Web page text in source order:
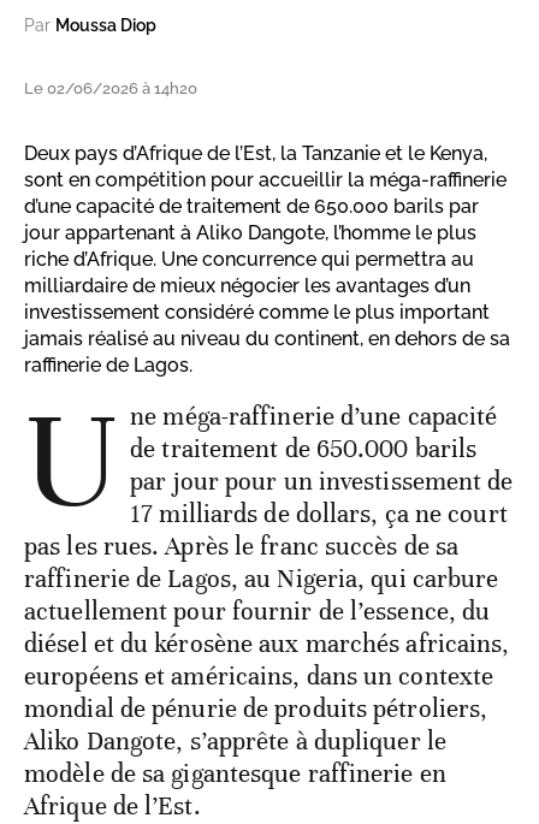
Par Moussa Diop
Le 02/06/2026 à 14h20
Deux pays d’Afrique de l’Est, la Tanzanie et le Kenya,
sont en compétition pour accueillir la méga-raffinerie
d’une capacité de traitement de 650.000 barils par
jour appartenant à Aliko Dangote, l’homme le plus
riche d’Afrique. Une concurrence qui permettra au
milliardaire de mieux négocier les avantages d’un
investissement considéré comme le plus important
jamais réalisé au niveau du continent, en dehors de sa
raffinerie de Lagos.
U ne méga-raffinerie d’une capacité
de traitement de 650.000 barils
par jour pour un investissement de
17 milliards de dollars, ça ne court
pas les rues. Après le franc succès de sa
raffinerie de Lagos, au Nigeria, qui carbure
actuellement pour fournir de l’essence, du
diésel et du kérosène aux marchés africains,
européens et américains, dans un contexte
mondial de pénurie de produits pétroliers,
Aliko Dangote, s’apprête à dupliquer le
modèle de sa gigantesque raffinerie en
Afrique de l’Est.